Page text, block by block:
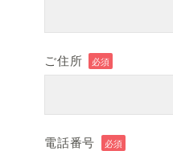
ご住所 必須
電話番号 必須